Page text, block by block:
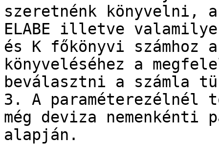
szeretnénk könyvelni,
ELABE illetve
és K főkönyvi számhoz
könyveléséhez a
beválasztni a számla
3. A paraméterezélnél
még deviza
alapján.